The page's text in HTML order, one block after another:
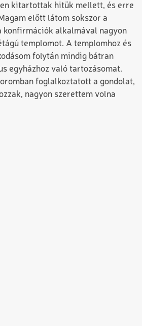
kitartottak hitük mellett, és erre
előtt látom sokszor a
konfirmációk alkalmával nagyon
templomot. A templomhoz és
folytán mindig bátran
egyházhoz való tartozásomat.
foglalkoztatott a gondolat,
nagyon szerettem volna